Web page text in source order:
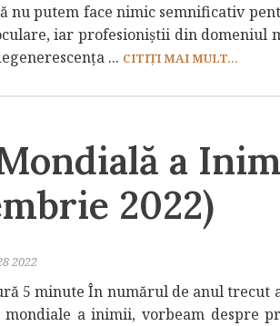
nu putem face nimic semnificativ
iar profesioniștii din domeniul
... CITIȚI MAI MULT...
a
2022)
2022
5 minute În numărul de anul trecut
a inimii, vorbeam despre